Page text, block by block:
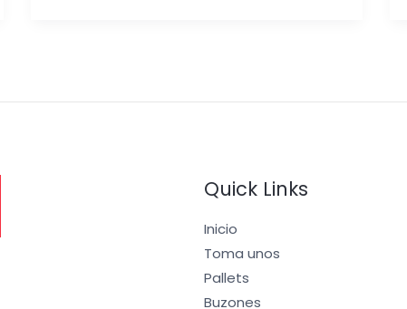
Quick Links
Inicio
Toma unos
Pallets
Buzones